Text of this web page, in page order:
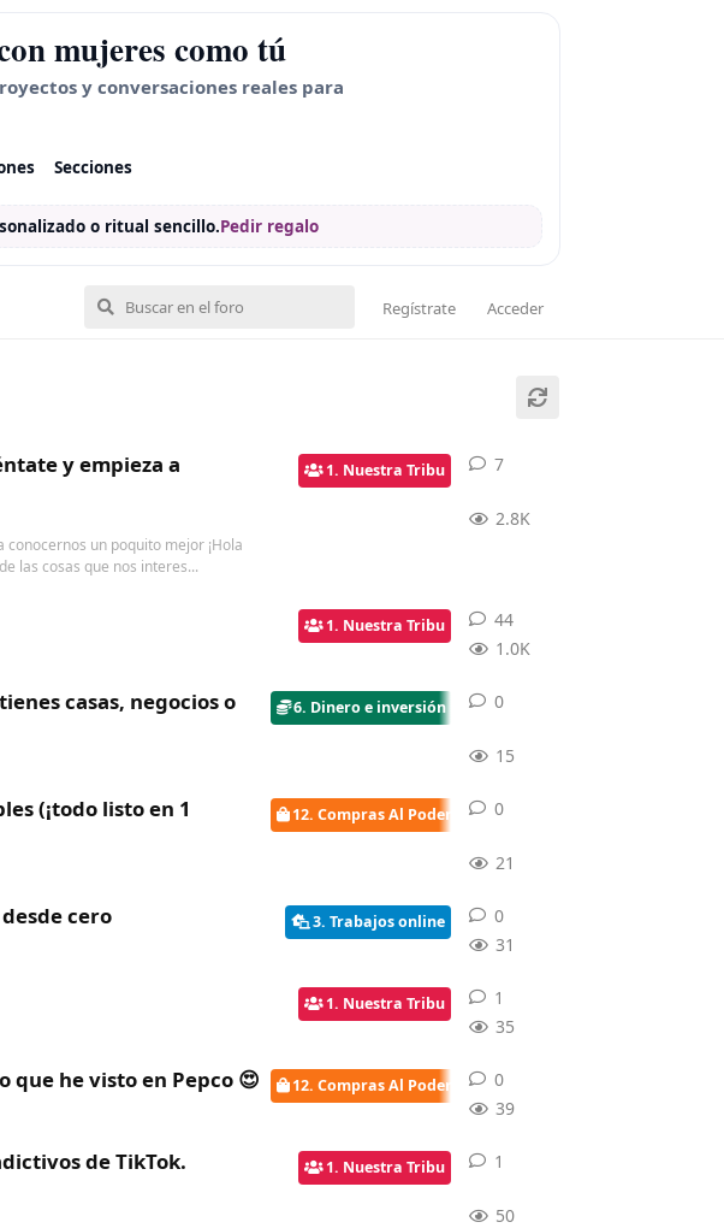
mujeres como tú
y conversaciones reales para
Secciones
o ritual sencillo.Pedir regalo
Regístrate Acceder
y empieza a
1. Nuestra Tribu
2.8K
un poquito mejor ¡Hola
las cosas que nos interes...
7
1. Nuestra Tribu
1.0K
44
casas, negocios o
6. Dinero e inversión
15
0
(¡todo listo en 1
12. Compras Al Poder
21
0
cero 3. Trabajos online
31
0
1. Nuestra Tribu
35
1
que he visto en Pepco 😍 12. Compras Al Poder
39
0
de TikTok.
1. Nuestra Tribu
50
1